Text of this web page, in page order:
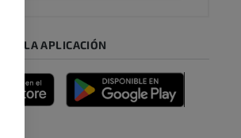
LA APLICACIÓN